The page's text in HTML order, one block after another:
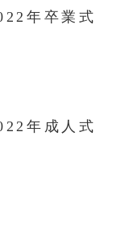
年卒業式
年成人式